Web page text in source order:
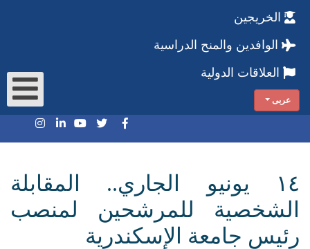
الخريجين
الوافدين والمنح الدراسية
العلاقات الدولية
عربى
١٤ يونيو الجاري.. المقابلة
الشخصية للمرشحين لمنصب
رئيس جامعة الإسكندرية